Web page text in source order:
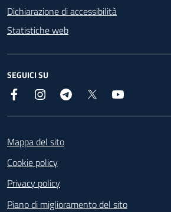
Dichiarazione di accessibilità
Statistiche web
SEGUICI SU
Facebook InstagramTelegram
Mappa del sito
Cookie policy
Privacy policy
Piano di miglioramento del sito